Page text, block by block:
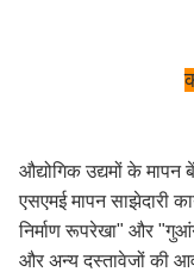
औद्योगिक उद्यमों के मापन
एसएमई मापन साझेदारी
निर्माण रूपरेखा" और
और अन्य दस्तावेजों की